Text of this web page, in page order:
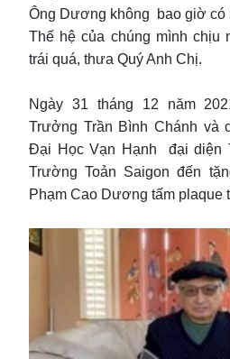
Ông Dương không bao giờ có
Thế hệ của chúng mình chịu
trái quá, thưa Quý Anh Chị.
Ngày 31 tháng 12 năm
Trưởng Trần Bình Chánh và
Đại Học Vạn Hạnh đại diện
Trường Toản Saigon đến
Phạm Cao Dương tấm plaque